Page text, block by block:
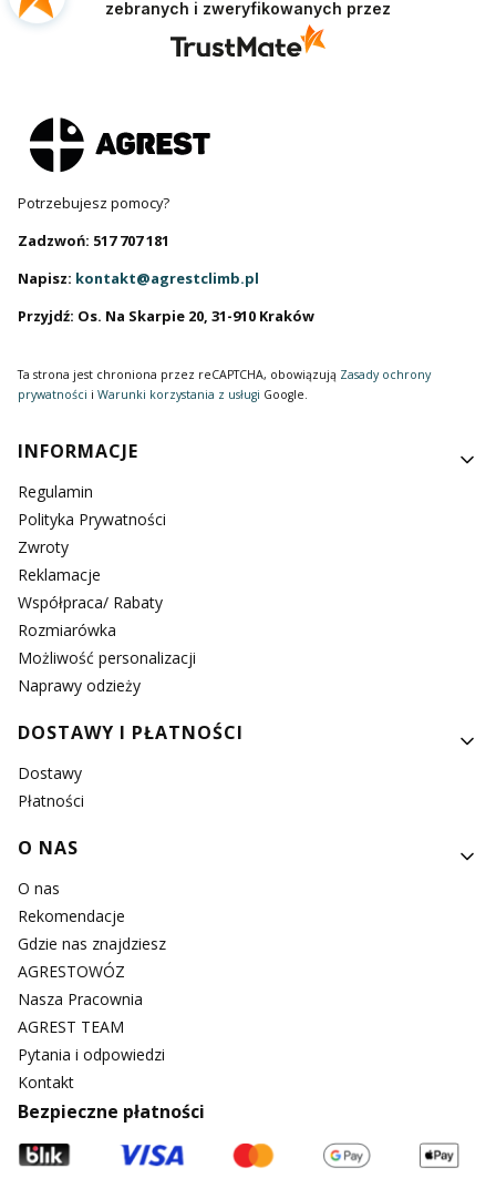
zebranych i zweryfikowanych przez
Potrzebujesz pomocy?
Zadzwoń: 517 707 181
Napisz: kontakt@agrestclimb.pl
Przyjdź: Os. Na Skarpie 20, 31-910 Kraków
Ta strona jest chroniona przez reCAPTCHA, obowiązują Zasady ochrony
prywatności i Warunki korzystania z usługi Google.
Linki w stopce
INFORMACJE
Regulamin
Polityka Prywatności
Zwroty
Reklamacje
Współpraca/ Rabaty
Rozmiarówka
Możliwość personalizacji
Naprawy odzieży
DOSTAWY I PŁATNOŚCI
Dostawy
Płatności
O NAS
O nas
Rekomendacje
Gdzie nas znajdziesz
AGRESTOWÓZ
Nasza Pracownia
AGREST TEAM
Pytania i odpowiedzi
Kontakt
Bezpieczne płatności